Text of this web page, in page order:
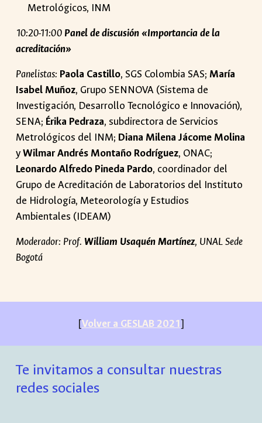
Metrológicos, INM
10:20-11:00 Panel de discusión «Importancia de la
acreditación»
Panelistas: Paola Castillo, SGS Colombia SAS;María
Isabel Muñoz, Grupo SENNOVA (Sistema de
Investigación, Desarrollo Tecnológico e Innovación),
SENA; Érika Pedraza, subdirectora de Servicios
Metrológicos del INM; Diana Milena Jácome Molina
yWilmar Andrés Montaño Rodríguez, ONAC;
Leonardo Alfredo Pineda Pardo, coordinador del
Grupo de Acreditación de Laboratorios del Instituto
de Hidrología, Meteorología y Estudios
Ambientales (IDEAM)
Moderador: Prof. William Usaquén Martínez, UNAL Sede
Bogotá
[Volver a GESLAB 2021]
Te invitamos a consultar nuestras
redes sociales